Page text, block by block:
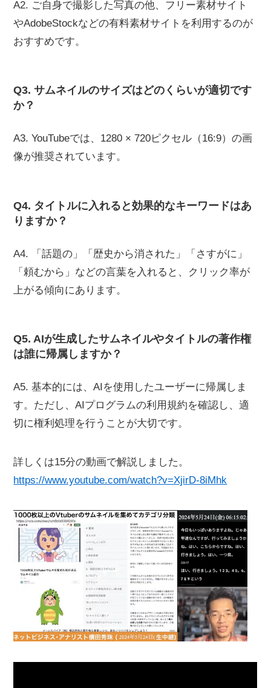
A2. ご自身で撮影した写真の他、フリー素材サイト
やAdobeStockなどの有料素材サイトを利用するのが
おすすめです。
Q3. サムネイルのサイズはどのくらいが適切です
か？
A3. YouTubeでは、1280 × 720ピクセル（16:9）の画
像が推奨されています。
Q4. タイトルに入れると効果的なキーワードはあ
りますか？
A4. 「話題の」「歴史から消された」「さすがに」
「頼むから」などの言葉を入れると、クリック率が
上がる傾向にあります。
Q5. AIが生成したサムネイルやタイトルの著作権
は誰に帰属しますか？
A5. 基本的には、AIを使用したユーザーに帰属しま
す。ただし、AIプログラムの利用規約を確認し、適
切に権利処理を行うことが大切です。
詳しくは15分の動画で解説しました。
https://www.youtube.com/watch?v=XjirD-8iMhk